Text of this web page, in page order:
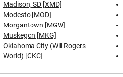
Madison, SD [XMD]
Modesto [MOD]
Morgantown [MGW]
Muskegon [MKG]
Oklahoma City (Will Rogers
World) [OKC]